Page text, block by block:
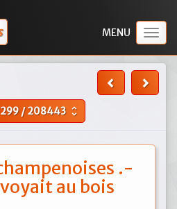
/208443 unfold_more
.-
au bois